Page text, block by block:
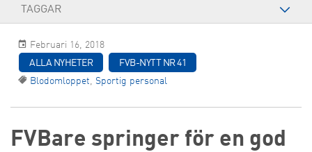
TAGGAR
Februari 16, 2018
ALLA NYHETER
FVB-NYTT NR 41
Blodomloppet, Sportig personal
FVBare springer för en god